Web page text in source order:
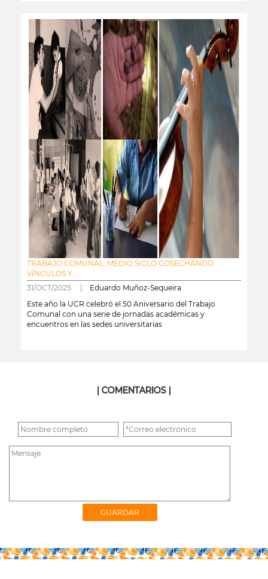
TRABAJO COMUNAL: MEDIO SIGLO COSECHANDO
VÍNCULOS Y...
31/OCT/2025 | Eduardo Muñoz-Sequeira
Este año la UCR celebró el 50 Aniversario del Trabajo
Comunal con una serie de jornadas académicas y
encuentros en las sedes universitarias
| COMENTARIOS |